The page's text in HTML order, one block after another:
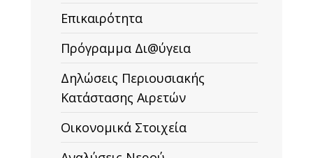
Επικαιρότητα
Πρόγραμμα Δι@ύγεια
Δηλώσεις Περιουσιακής
Κατάστασης Αιρετών
Οικονομικά Στοιχεία